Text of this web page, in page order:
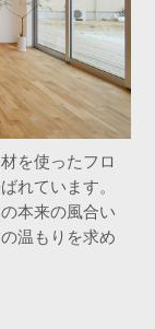
を使ったフロ
れています。
本来の風合い
温もりを求め